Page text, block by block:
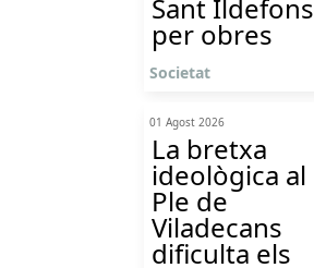
Sant Ildefons
per obres
Societat
01 Agost 2026
La bretxa
ideològica al
Ple de
Viladecans
dificulta els